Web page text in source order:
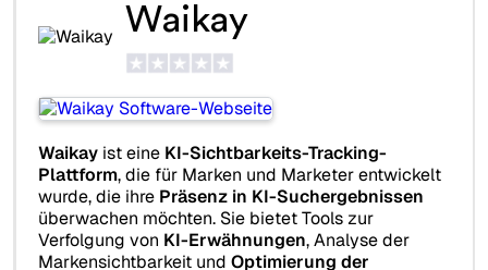
Waikay
Waikayist eine KI-Sichtbarkeits-Tracking-
Plattform, die für Marken und Marketer entwickelt
wurde, die ihre Präsenz in KI-Suchergebnissen
überwachen möchten. Sie bietet Tools zur
Verfolgung von KI-Erwähnungen, Analyse der
Markensichtbarkeit und Optimierung der